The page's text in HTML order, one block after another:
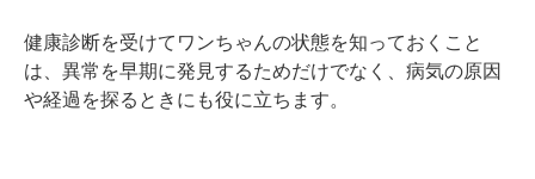
健康診断を受けてワンちゃんの状態を知っておくこと
は、異常を早期に発見するためだけでなく、病気の原因
や経過を探るときにも役に立ちます。